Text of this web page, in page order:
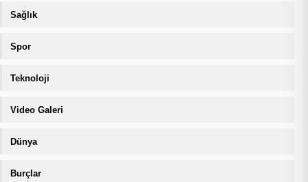
Sağlık
Spor
Teknoloji
Video Galeri
Dünya
Burçlar